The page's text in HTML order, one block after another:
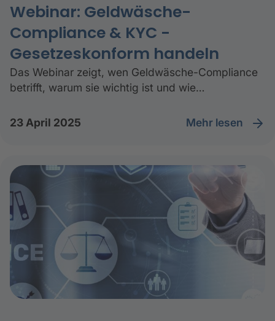
Webinar: Geldwäsche-
Compliance & KYC -
Gesetzeskonform handeln
Das Webinar zeigt, wen Geldwäsche-Compliance
betrifft, warum sie wichtig ist und wie
inklusive Agenda und Experteneinblicken.
23 April 2025 Mehr lesen